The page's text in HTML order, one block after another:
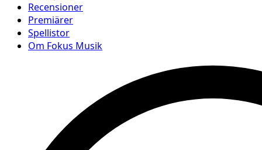
Recensioner
Premiärer
Spellistor
Om Fokus Musik